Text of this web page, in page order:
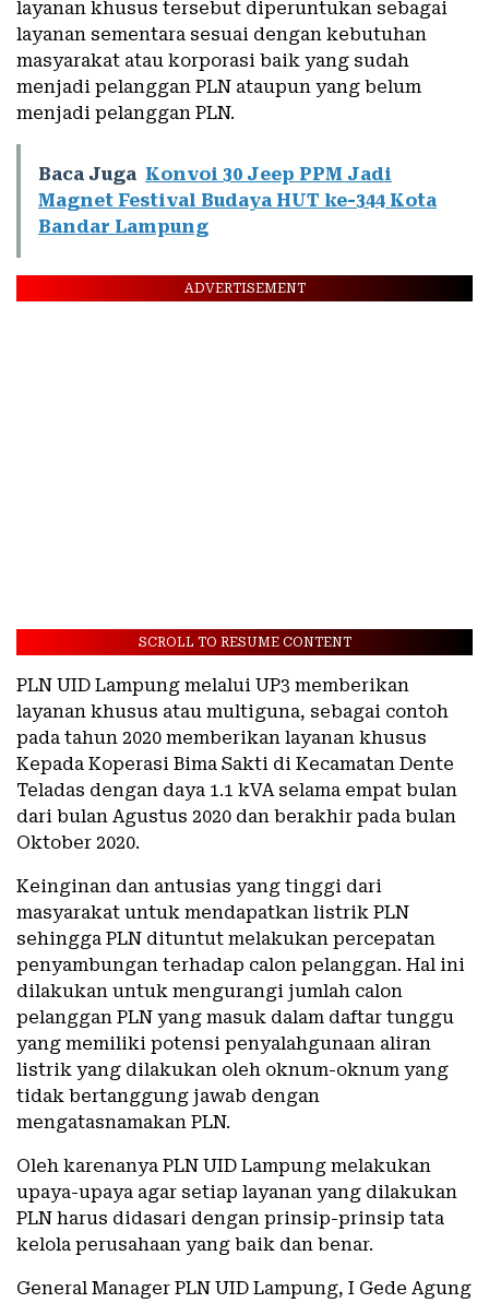
layanan khusus tersebut diperuntukan sebagai
layanan sementara sesuai dengan kebutuhan
masyarakat atau korporasi baik yang sudah
menjadi pelanggan PLN ataupun yang belum
menjadi pelanggan PLN.
Baca Juga Konvoi 30 Jeep PPM Jadi
Magnet Festival Budaya HUT ke-344 Kota
Bandar Lampung
ADVERTISEMENT
SCROLL TO RESUME CONTENT
PLN UID Lampung melalui UP3 memberikan
layanan khusus atau multiguna, sebagai contoh
pada tahun 2020 memberikan layanan khusus
Kepada Koperasi Bima Sakti di Kecamatan Dente
Teladas dengan daya 1.1 kVA selama empat bulan
dari bulan Agustus 2020 dan berakhir pada bulan
Oktober 2020.
Keinginan dan antusias yang tinggi dari
masyarakat untuk mendapatkan listrik PLN
sehingga PLN dituntut melakukan percepatan
penyambungan terhadap calon pelanggan. Hal ini
dilakukan untuk mengurangi jumlah calon
pelanggan PLN yang masuk dalam daftar tunggu
yang memiliki potensi penyalahgunaan aliran
listrik yang dilakukan oleh oknum-oknum yang
tidak bertanggung jawab dengan
mengatasnamakan PLN.
Oleh karenanya PLN UID Lampung melakukan
upaya-upaya agar setiap layanan yang dilakukan
PLN harus didasari dengan prinsip-prinsip tata
kelola perusahaan yang baik dan benar.
General Manager PLN UID Lampung, I Gede Agung